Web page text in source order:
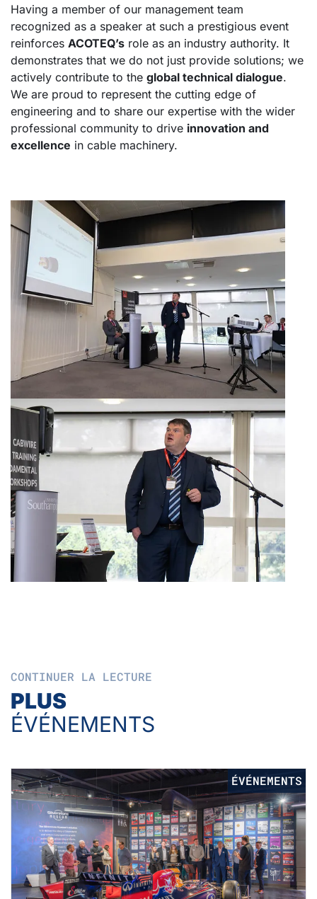
Having a member of our management team
recognized as a speaker at such a prestigious event
reinforces ACOTEQ’s role as an industry authority. It
demonstrates that we do not just provide solutions; we
actively contribute to the global technical dialogue.
We are proud to represent the cutting edge of
engineering and to share our expertise with the wider
professional community to drive innovation and
excellence in cable machinery.
CONTINUER LA LECTURE
PLUS
ÉVÉNEMENTS
ÉVÉNEMENTS